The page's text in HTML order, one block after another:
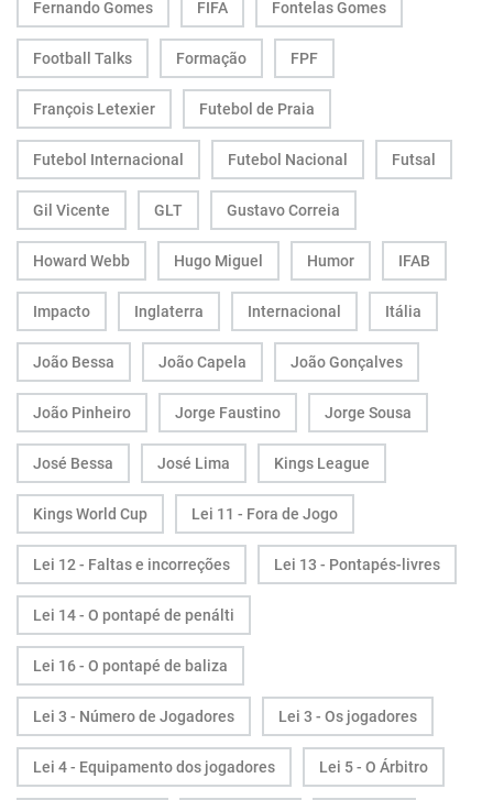
Fernando Gomes FIFA Fontelas Gomes
Football Talks Formação FPF
François Letexier Futebol de Praia
Futebol Internacional Futebol Nacional Futsal
Gil Vicente GLT Gustavo Correia
Howard Webb Hugo Miguel Humor IFAB
Impacto Inglaterra Internacional Itália
João Bessa João Capela João Gonçalves
João Pinheiro Jorge Faustino Jorge Sousa
José Bessa José Lima Kings League
Kings World Cup Lei 11 - Fora de Jogo
Lei 12 - Faltas e incorreções Lei 13 - Pontapés-livres
Lei 14 - O pontapé de penálti
Lei 16 - O pontapé de baliza
Lei 3 - Número de Jogadores Lei 3 - Os jogadores
Lei 4 - Equipamento dos jogadores Lei 5 - O Árbitro